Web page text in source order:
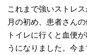
これまで強いストレ
月の初め、患者さん
トイレに行くと血便
うになりました。今